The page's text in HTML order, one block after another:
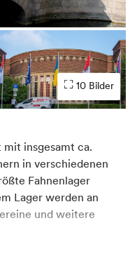
10 Bilder
mit insgesamt ca.
in verschiedenen
Fahnenlager
Lager werden an
und weitere